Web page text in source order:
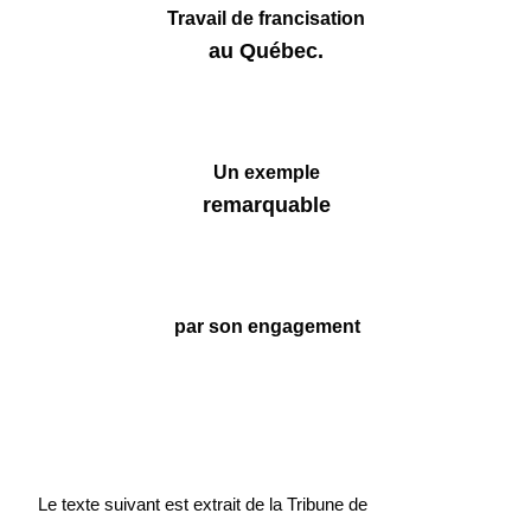
Travail de francisation
au Québec.
Un exemple
remarquable
par son engagement
Le texte suivant est extrait de la Tribune de